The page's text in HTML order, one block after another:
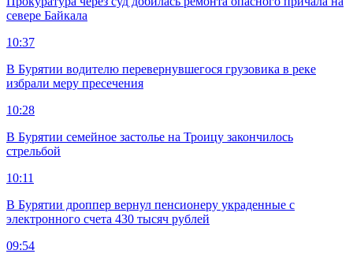
севере Байкала
10:37
В Бурятии водителю перевернувшегося грузовика в реке
избрали меру пресечения
10:28
В Бурятии семейное застолье на Троицу закончилось
стрельбой
10:11
В Бурятии дроппер вернул пенсионеру украденные с
электронного счета 430 тысяч рублей
09:54